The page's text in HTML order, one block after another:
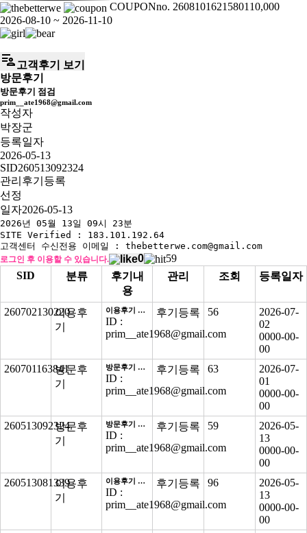
COUPONno. 26081016215801 10,000
2026-08-10 ~ 2026-11-10
patient_list고객후기 보기
방문후기
방문후기 점검
prim__ate1968@gmail.com
작성자
박장군
등록일자
2026-05-13
SID260513092324
관리 후기등록
선정
일자2026-05-13
2026년 05월 13일 09시 23분
SITE Verified : 183.101.192.64
고객센터 수신전용 이메일 : thebetterwe.com@gmail.com
로그인 후 이용할 수 있습니다. 0
59
SID
분류
후기내
용
관리 조회 등록일자
260702130220이용후
기
이용후기 최종검증
ID :
prim__ate1968@gmail.com
후기등록 56
2026-07-
02
0000-00-
00
260701163841방문후
기
방문후기 최종점검
ID :
prim__ate1968@gmail.com
후기등록 63
2026-07-
01
0000-00-
00
260513092324방문후
기
방문후기 점검
ID :
prim__ate1968@gmail.com
후기등록 59
2026-05-
13
0000-00-
00
260513081339이용후
기
이용후기 최종점검
ID :
prim__ate1968@gmail.com
후기등록 96
2026-05-
13
0000-00-
00